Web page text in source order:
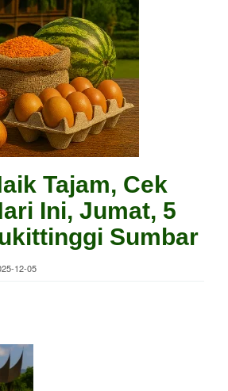
Tajam, Cek
Ini, Jumat, 5
Sumbar
12-05